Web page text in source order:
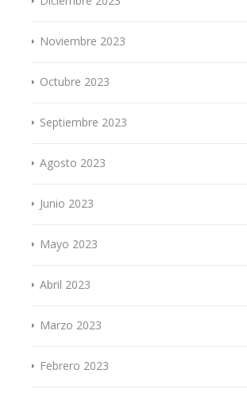
Noviembre 2023
Octubre 2023
Septiembre 2023
Agosto 2023
Junio 2023
Mayo 2023
Abril 2023
Marzo 2023
Febrero 2023